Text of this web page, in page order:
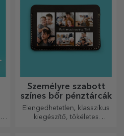
Személyre szabott
színes bőr pénztárcák
Elengedhetetlen, klasszikus
kiegészítő, tökéletes